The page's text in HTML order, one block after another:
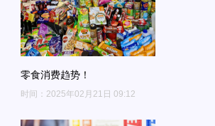
零食消费趋势！
时间：2025年02月21日 09:12